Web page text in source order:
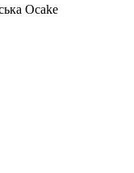
Ocake